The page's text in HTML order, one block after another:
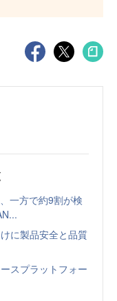
一方で約9割が検
に製品安全と品質
スプラットフォー